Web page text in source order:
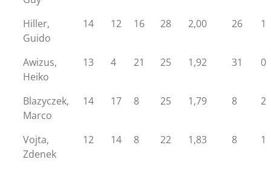
Hiller,
Guido
14 12 16 28 2,00 26 1
Awizus,
Heiko
13 4 21 25 1,92 31 0
Blazyczek,
Marco
14 17 8 25 1,79 8 2
Vojta,
Zdenek
12 14 8 22 1,83 8 1